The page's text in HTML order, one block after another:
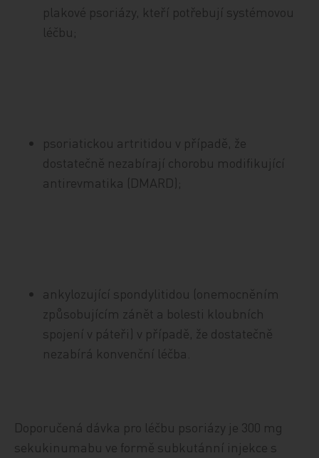
plakové psoriázy, kteří potřebují systémovou
léčbu;
psoriatickou artritidou v případě, že
dostatečně nezabírají chorobu modifikující
antirevmatika (DMARD);
ankylozující spondylitidou (onemocněním
způsobujícím zánět a bolesti kloubních
spojení v páteři) v případě, že dostatečně
nezabírá konvenční léčba.
Doporučená dávka pro léčbu psoriázy je 300 mg
sekukinumabu ve formě subkutánní injekce s